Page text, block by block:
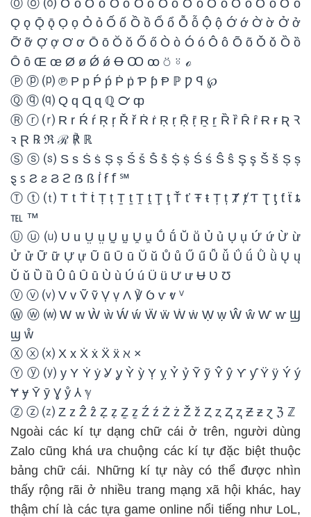
Ⓞ ⓞ ⒪ O o Ö ö Ṏ ṏ Ṍ ṍ Ṑ ṑ Ṓ ṓ Ȫ ȫ Ȭ ȭ Ȯ ȯ Ȱ ȱ
Ǫ ǫ Ǭ ǭ Ọ ọ Ỏ ỏ Ố ố Ồ ồ Ổ ổ Ỗ ỗ Ộ ộ Ớ ớ Ờ ờ Ở ở
Ỡ ỡ Ợ ợ Ơ ơ Ō ō Ŏ ŏ Ő ő Ò ò Ó ó Ô ô Õ õ Ǒ ǒ Ȍ ȍ
Ȏ ȏ Œ œ Ø ø Ǿ ǿ Ꝋ Ꝏ ꝏ ⍥ ⍤ ℴ
Ⓟ ⓟ ⒫ ℗ P p Ṕ ṕ Ṗ ṗ Ƥ ƥ Ᵽ ℙ Ƿ ꟼ ℘
Ⓠ ⓠ ⒬ Q q Ɋ ɋ ℚ ℺ ȹ
Ⓡ ⓡ ⒭ R r Ŕ ŕ Ŗ ŗ Ř ř Ṙ ṙ Ṛ ṛ Ṝ ṝ Ṟ ṟ Ȑ ȑ Ȓ ȓ Ɍ ɍ Ʀ Ꝛ
ꝛ Ɽ ℞ ℜ ℛ ℟ ℝ
Ⓢ ⓢ ⒮ S s Ṡ ṡ Ṣ ṣ Ṥ ṥ Ṧ ṧ Ṩ ṩ Ś ś Ŝ ŝ Ş ş Š š Ș ș
ȿ ꜱ Ƨ ƨ Ϩ ϩ ẞ ß ẛ ẜ ẝ ℠
Ⓣ ⓣ ⒯ T t Ṫ ṫ Ṭ ṭ Ṯ ṯ Ṱ ṱ Ţ ţ Ť ť Ŧ ŧ Ț ț Ⱦ ⱦ Ƭ Ʈ ƫ ƭ ẗ ȶ
℡ ™
Ⓤ ⓤ ⒰ U u Ṳ ṳ Ṵ ṵ Ṷ ṷ Ṹ ṹ Ṻ ṻ Ủ ủ Ụ ụ Ứ ứ Ừ ừ
Ử ử Ữ ữ Ự ự Ũ ũ Ū ū Ŭ ŭ Ů ů Ű ű Ǚ ǚ Ǘ ǘ Ǜ ǜ Ų ų
Ǔ ǔ Ȕ ȕ Û û Ȗ ȗ Ù ù Ú ú Ü ü Ư ư Ʉ Ʋ Ʊ
Ⓥ ⓥ ⒱ V v Ṽ ṽ Ṿ ṿ Ʌ ℣ Ỽ ⱱ ⱴ ⱽ
Ⓦ ⓦ ⒲ W w Ẁ ẁ Ẃ ẃ Ẅ ẅ Ẇ ẇ Ẉ ẉ Ŵ ŵ Ⱳ ⱳ Ϣ
ϣ ẘ
Ⓧ ⓧ ⒳ X x Ẋ ẋ Ẍ ẍ ℵ ×
Ⓨ ⓨ ⒴ y Y Ẏ ẏ Ỿ ỿ Ỳ ỳ Ỵ ỵ Ỷ ỷ Ỹ ỹ Ŷ ŷ Ƴ ƴ Ÿ ÿ Ý ý
Ɏ ɏ Ȳ ȳ Ɣ ẙ ⅄ ℽ
Ⓩ ⓩ ⒵ Z z Ẑ ẑ Ẓ ẓ Ẕ ẕ Ź ź Ż ż Ž ž Ȥ ȥ Ⱬ ⱬ Ƶ ƶ ɀ ℨ ℤ
Ngoài các kí tự dạng chữ cái ở trên, người dùng
Zalo cũng khá ưa chuộng các kí tự đặc biệt thuộc
bảng chữ cái. Những kí tự này có thể được nhìn
thấy rộng rãi ở nhiều trang mạng xã hội khác, hay
thậm chí là các tựa game online nổi tiếng như LoL,